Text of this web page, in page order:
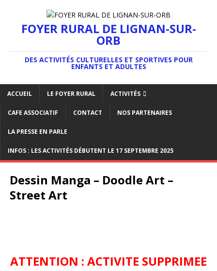
FOYER RURAL DE LIGNAN-SUR-
ORB
DES ACTIVITÉS CULTURELLES ET SPORTIVES POUR
ENFANTS ET ADULTES
ACCUEIL LE FOYER RURAL ACTIVITÉS
CAFE ASSOCIATIF CONTACT NOS PARTENAIRES
LA PRESSE EN PARLE
INFOS : LES ACTIVITÉS DÉBUTENT LE 17 SEPTEMBRE 2025
Dessin Manga – Doodle Art –
Street Art
ATTENTION : ACTIVITE SUPPRIMEE